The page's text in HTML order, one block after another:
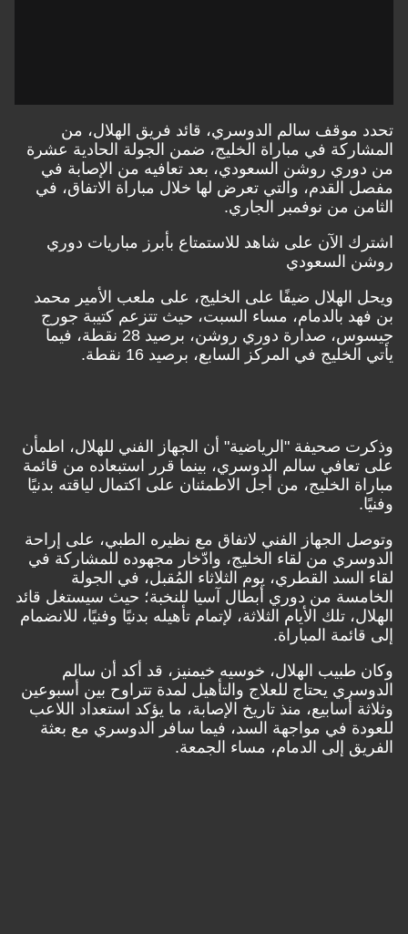
موقف سالم الدوسري، قائد فريق الهلال، من
في مباراة الخليج، ضمن الجولة الحادية عشرة
روشن السعودي، بعد تعافيه من الإصابة في
القدم، والتي تعرض لها خلال مباراة الاتفاق، في
من نوفمبر الجاري.
الآن على شاهد للاستمتاع بأبرز مباريات دوري
السعودي
الهلال ضيفًا على الخليج، على ملعب الأمير محمد
بالدمام، مساء السبت، حيث تتزعم كتيبة جورج
جيسوس، صدارة دوري روشن، برصيد 28 نقطة، فيما
في المركز السابع، برصيد 16 نقطة.
صحيفة "الرياضية" أن الجهاز الفني للهلال، اطمأن
سالم الدوسري، بينما قرر استبعاده من قائمة
الخليج، من أجل الاطمئنان على اكتمال لياقته بدنيًا
الجهاز الفني لاتفاق مع نظيره الطبي، على إراحة
من لقاء الخليج، وادّخار مجهوده للمشاركة في
القطري، يوم الثلاثاء المُقبل، في الجولة
من دوري أبطال آسيا للنخبة؛ حيث سيستغل قائد
تلك الأيام الثلاثة، لإتمام تأهيله بدنيًا وفنيًا، للانضمام
المباراة.
طبيب الهلال، خوسيه خيمنيز، قد أكد أن سالم
يحتاج للعلاج والتأهيل لمدة تتراوح بين أسبوعين
أسابيع، منذ تاريخ الإصابة، ما يؤكد استعداد اللاعب
في مواجهة السد، فيما سافر الدوسري مع بعثة
إلى الدمام، مساء الجمعة.